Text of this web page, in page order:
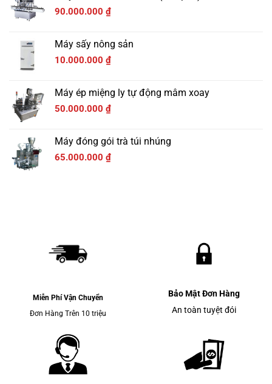
90.000.000 ₫
Máy sấy nông sản
10.000.000 ₫
Máy ép miệng ly tự động mâm xoay
50.000.000 ₫
Máy đóng gói trà túi nhúng
65.000.000 ₫
Miễn Phí Vận Chuyển
Đơn Hàng Trên 10 triệu
Bảo Mật Đơn Hàng
An toàn tuyệt đói